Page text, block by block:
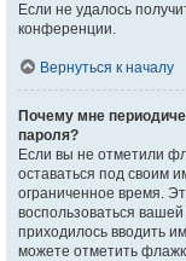
Если не удалось
конференции.
Вернуться к началу
Почему мне
пароля?
Если вы не отметили
оставаться под своим
ограниченное время.
воспользоваться
приходилось вводить
можете отметить